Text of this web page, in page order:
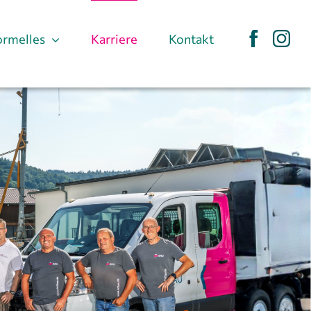
Karriere Kontakt